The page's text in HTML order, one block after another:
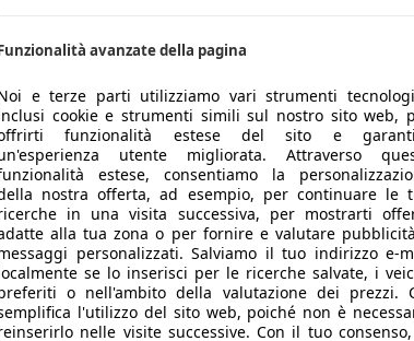
avanzate della pagina
e terze parti utilizziamo vari strumenti
cookie e strumenti simili sul nostro sito web,
funzionalità estese del sito e
utente migliorata. Attraverso
estese, consentiamo la
nostra offerta, ad esempio, per continuare le
in una visita successiva, per mostrarti
alla tua zona o per fornire e valutare
personalizzati. Salviamo il tuo indirizzo e-
se lo inserisci per le ricerche salvate, i
o nell'ambito della valutazione dei prezzi.
l'utilizzo del sito web, poiché non è
nelle visite successive. Con il tuo
mondo delle corseProva Cupra Terramar e-